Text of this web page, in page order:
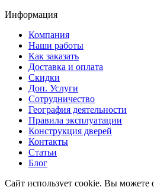
Информация
Компания
Наши работы
Как заказать
Доставка и оплата
Скидки
Доп. Услуги
Сотрудничество
География деятельности
Правила эксплуатации
Конструкция дверей
Контакты
Статьи
Блог
Сайт использует cookie. Вы можете